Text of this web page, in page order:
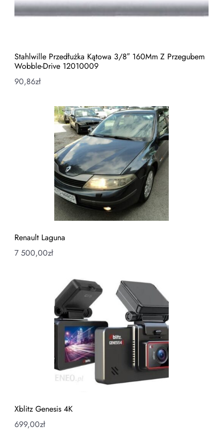
Stahlwille Przedłużka Kątowa 3/8″ 160Mm Z Przegubem
Wobble-Drive 12010009
90,86zł
Renault Laguna
7 500,00zł
Xblitz Genesis 4K
699,00zł